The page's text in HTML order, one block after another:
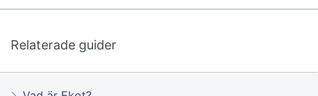
Relaterade guider